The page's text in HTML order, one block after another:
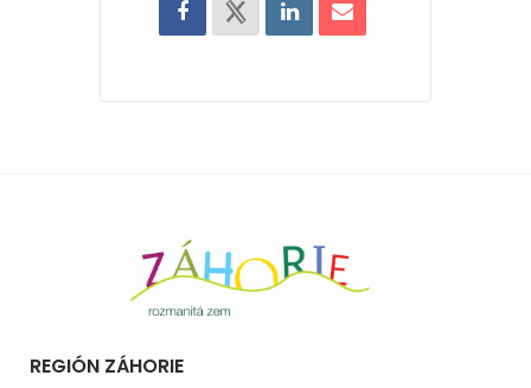
REGIÓN ZÁHORIE